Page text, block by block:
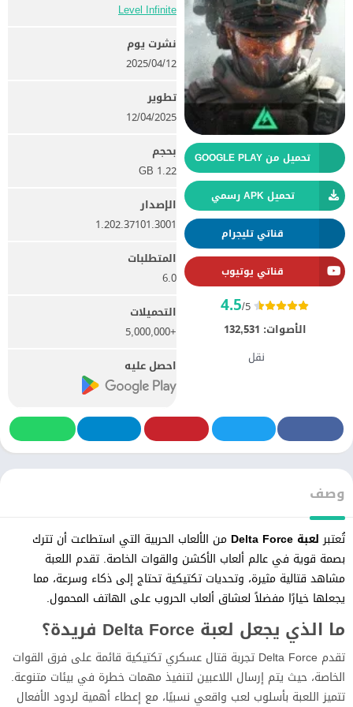
تحميل من GOOGLE PLAY
تحميل APK رسمي
قناتي تليجرام
قناتي يوتيوب
4.5/5
الأصوات: 132,531
نقل
Level Infinite‏
نشرت يوم
12‏/04‏/2025
تطوير
12/04/2025
بحجم
1.22 GB
الإصدار
1.202.37101.3001
المتطلبات
6.0
التحميلات
+5,000,000
احصل عليه
وصف
تُعتبرلعبة Delta Force
من الألعاب الحربية التي استطاعت أن تترك
بصمة قوية في عالم ألعاب الأكشن والقوات الخاصة. تقدم اللعبة
مشاهد قتالية مثيرة، وتحديات تكتيكية تحتاج إلى ذكاء وسرعة، مما
يجعلها خيارًا مفضلاً لعشاق ألعاب الحروب على الهاتف المحمول.
ما الذي يجعل لعبة Delta Force فريدة؟
تقدم Delta Force تجربة قتال عسكري تكتيكية قائمة على فرق القوات
الخاصة، حيث يتم إرسال اللاعبين لتنفيذ مهمات خطرة في بيئات متنوعة.
تتميز اللعبة بأسلوب لعب واقعي نسبيًا، مع إعطاء أهمية لردود الأفعال